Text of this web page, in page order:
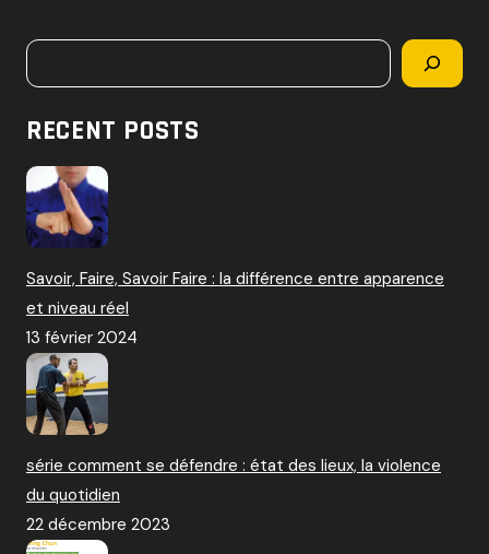
r
Rechercher
RECENT POSTS
Savoir, Faire, Savoir Faire : la différence entre apparence
et niveau réel
13 février 2024
série comment se défendre : état des lieux, la violence
du quotidien
22 décembre 2023